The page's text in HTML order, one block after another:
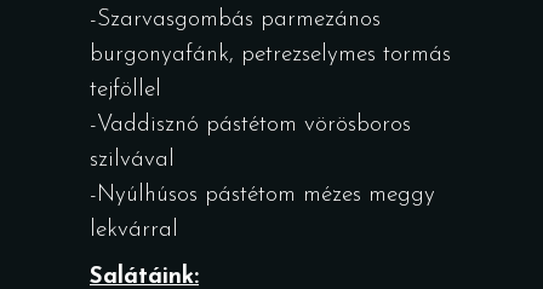
-Szarvasgombás parmezános
burgonyafánk, petrezselymes tormás
tejföllel
-Vaddisznó pástétom vörösboros
szilvával
-Nyúlhúsos pástétom mézes meggy
lekvárral
Salátáink: